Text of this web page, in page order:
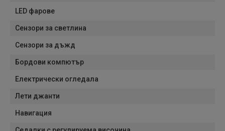
LED фарове
Сензори за светлина
Сензори за дъжд
Бордови компютър
Електрически огледала
Лети джанти
Навигация